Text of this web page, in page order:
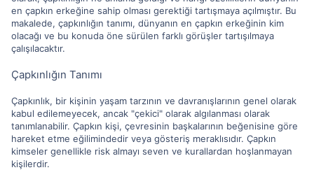
en çapkın erkeğine sahip olması gerektiği tartışmaya açılmıştır. Bu
makalede, çapkınlığın tanımı, dünyanın en çapkın erkeğinin kim
olacağı ve bu konuda öne sürülen farklı görüşler tartışılmaya
çalışılacaktır.
Çapkınlığın Tanımı
Çapkınlık, bir kişinin yaşam tarzının ve davranışlarının genel olarak
kabul edilemeyecek, ancak "çekici" olarak algılanması olarak
tanımlanabilir. Çapkın kişi, çevresinin başkalarının beğenisine göre
hareket etme eğilimindedir veya gösteriş meraklısıdır. Çapkın
kimseler genellikle risk almayı seven ve kurallardan hoşlanmayan
kişilerdir.